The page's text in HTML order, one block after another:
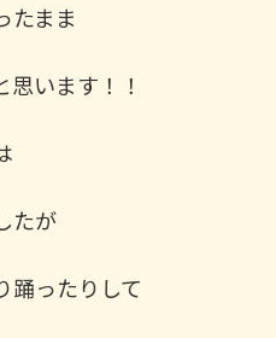
たまま
います！！
たが
踊ったりして